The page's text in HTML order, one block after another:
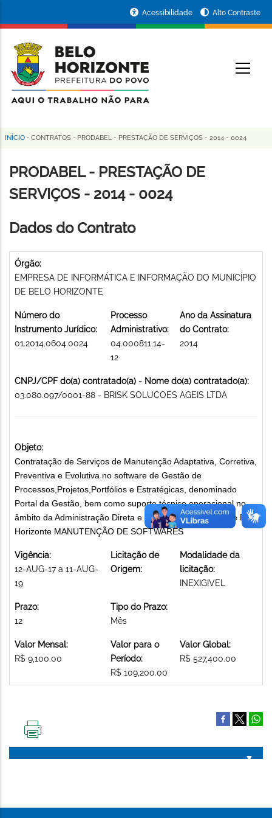
conteúdo
principal
da
Prefeitura
de
Horizonte
Acessibilidade Alto Contraste
Trilha
de
navegação
INÍCIO - CONTRATOS - PRODABEL - PRESTAÇÃO DE SERVIÇOS - 2014 - 0024
PRODABEL - PRESTAÇÃO DE
SERVIÇOS - 2014 - 0024
Dados do Contrato
Órgão:
EMPRESA DE INFORMÁTICA E INFORMAÇÃO DO MUNICÍPIO
DE BELO HORIZONTE
Número do
Instrumento Jurídico:
01.2014.0604.0024
Processo
Administrativo:
04.000811.14-
12
Ano da Assinatura
do Contrato:
2014
CNPJ/CPF do(a) contratado(a) - Nome do(a) contratado(a):
03.080.097/0001-88 - BRISK SOLUCOES AGEIS LTDA
Objeto:
Contratação de Serviços de Manutenção Adaptativa, Corretiva,
Preventiva e Evolutiva no software de Gestão de
Processos,Projetos,Portfólios e Estratégicas, denominado
Portal da Gestão, bem como suporte técnico operacional no
âmbito da Administração Direta e Indireta do Município de Belo
Horizonte MANUTENÇÃO DE SOFTWARES
Vigência:
12-AUG-17 a 11-AUG-
19
Licitação de
Origem:
Modalidade da
licitação:
INEXIGIVEL
Prazo:
12
Tipo do Prazo:
Mês
Valor Mensal:
R$ 9,100.00
Valor para o
Período:
R$ 109,200.00
Valor Global:
R$ 527,400.00
PÁGINA